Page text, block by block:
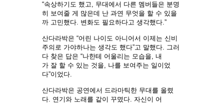
“속상하기도 했고, 무대에서 다른 멤버들은 분명
히 보여줄 게 많은데 난 과연 무엇을 할 수 있을
까 고민했다. 변화도 필요하다고 생각했다.”
산다라박은 “어린 나이도 아니어서 이제는 신비
주의로 가야하나는 생각도 했다”고 말했다. 그러
다 찾은 답은 “나한테 어울리는 모습을, 내
가 잘 할 수 있는 것을, 나를 보여주는 일이었
다”이었다.
산다라박은 공연에서 드라마틱한 무대를 올렸
다. 연기와 노래를 같이 꾸몄다. 자신이 어